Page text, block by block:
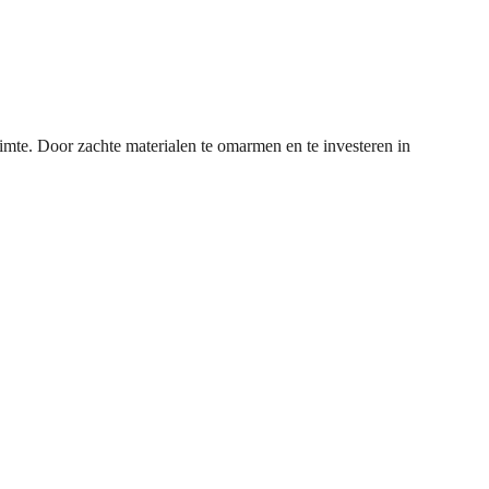
Door zachte materialen te omarmen en te investeren in